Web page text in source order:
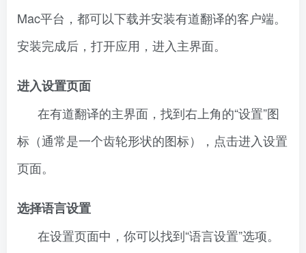
Mac平台，都可以下载并安装有道翻译的客户端。
安装完成后，打开应用，进入主界面。
进入设置页面
在有道翻译的主界面，找到右上角的“设置”图
标（通常是一个齿轮形状的图标），点击进入设置
页面。
选择语言设置
在设置页面中，你可以找到“语言设置”选项。